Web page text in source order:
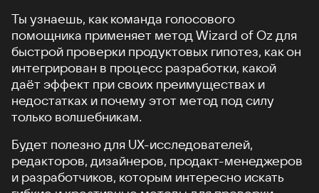
Ты узнаешь, как команда голосового
помощника применяет метод Wizard of Oz для
быстрой проверки продуктовых гипотез, как он
интегрирован в процесс разработки, какой
даёт эффект при своих преимуществах и
недостатках и почему этот метод под силу
только волшебникам.
Будет полезно для UX-исследователей,
редакторов, дизайнеров, продакт-менеджеров
и разработчиков, которым интересно искать